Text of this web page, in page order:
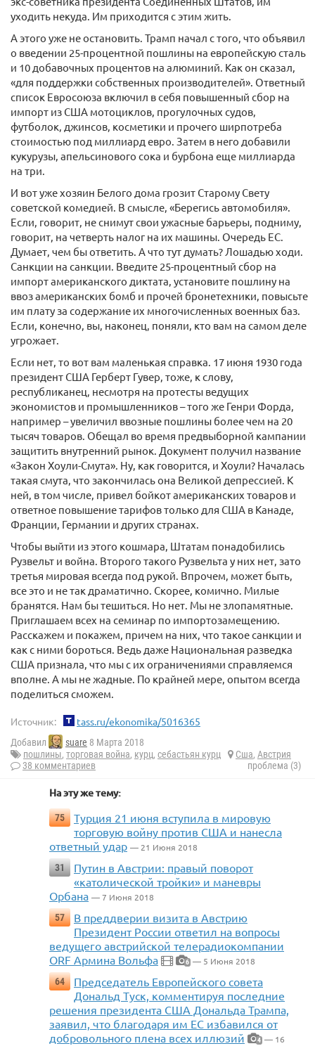
уходить некуда. Им приходится с этим жить.
А этого уже не остановить. Трамп начал с того, что объявил
о введении 25-процентной пошлины на европейскую сталь
и 10 добавочных процентов на алюминий. Как он сказал,
«для поддержки собственных производителей». Ответный
список Евросоюза включил в себя повышенный сбор на
импорт из США мотоциклов, прогулочных судов,
футболок, джинсов, косметики и прочего ширпотреба
стоимостью под миллиард евро. Затем в него добавили
кукурузы, апельсинового сока и бурбона еще миллиарда
на три.
И вот уже хозяин Белого дома грозит Старому Свету
советской комедией. В смысле, «Берегись автомобиля».
Если, говорит, не снимут свои ужасные барьеры, подниму,
говорит, на четверть налог на их машины. Очередь ЕС.
Думает, чем бы ответить. А что тут думать? Лошадью ходи.
Санкции на санкции. Введите 25-процентный сбор на
импорт американского диктата, установите пошлину на
ввоз американских бомб и прочей бронетехники, повысьте
им плату за содержание их многочисленных военных баз.
Если, конечно, вы, наконец, поняли, кто вам на самом деле
угрожает.
Если нет, то вот вам маленькая справка. 17 июня 1930 года
президент США Герберт Гувер, тоже, к слову,
республиканец, несмотря на протесты ведущих
экономистов и промышленников – того же Генри Форда,
например – увеличил ввозные пошлины более чем на 20
тысяч товаров. Обещал во время предвыборной кампании
защитить внутренний рынок. Документ получил название
«Закон Хоули-Смута». Ну, как говорится, и Хоули? Началась
такая смута, что закончилась она Великой депрессией. К
ней, в том числе, привел бойкот американских товаров и
ответное повышение тарифов только для США в Канаде,
Франции, Германии и других странах.
Чтобы выйти из этого кошмара, Штатам понадобились
Рузвельт и война. Второго такого Рузвельта у них нет, зато
третья мировая всегда под рукой. Впрочем, может быть,
все это и не так драматично. Скорее, комично. Милые
бранятся. Нам бы тешиться. Но нет. Мы не злопамятные.
Приглашаем всех на семинар по импортозамещению.
Расскажем и покажем, причем на них, что такое санкции и
как с ними бороться. Ведь даже Национальная разведка
США признала, что мы с их ограничениями справляемся
вполне. А мы не жадные. По крайней мере, опытом всегда
поделиться сможем.
Источник: tass.ru/ekonomika/5016365
Добавил suare 8 Марта 2018
пошлины, торговая война, курц, себастьян курц Сша, Австрия
38 комментариев
проблема (3)
На эту же тему:
75
Турция 21 июня вcтупила в мировую
торговую войну против США и нанесла
ответный удар — 21 Июня 2018
31
Путин в Австрии: правый поворот
«католической тройки» и маневры
Орбана — 7 Июня 2018
57
В преддверии визита в Австрию
Президент России ответил на вопросы
ведущего австрийской телерадиокомпании
ORF Армина Вольфа
6 — 5 Июня 2018
64
Председатель Европейского совета
Дональд Туск, комментируя последние
решения президента США Дональда Трампа,
заявил, что благодаря им ЕС избавился от
добровольного плена всех иллюзий
4 — 16